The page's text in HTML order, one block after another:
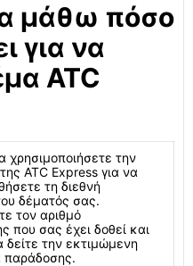
μάθω πόσο
για να
ATC
χρησιμοποιήσετε την
ATC Express για να
τη διεθνή
δέματός σας.
τον αριθμό
που σας έχει δοθεί και
δείτε την εκτιμώμενη
παράδοσης.